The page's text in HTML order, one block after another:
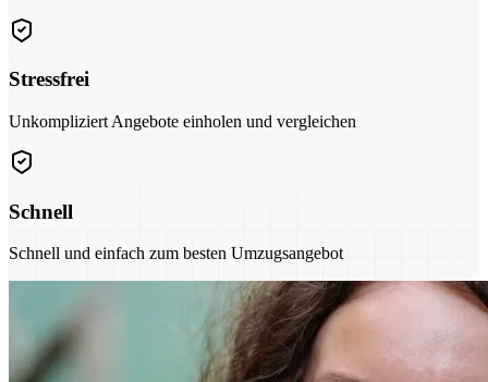
Stressfrei
Unkompliziert Angebote einholen und vergleichen
Schnell
Schnell und einfach zum besten Umzugsangebot